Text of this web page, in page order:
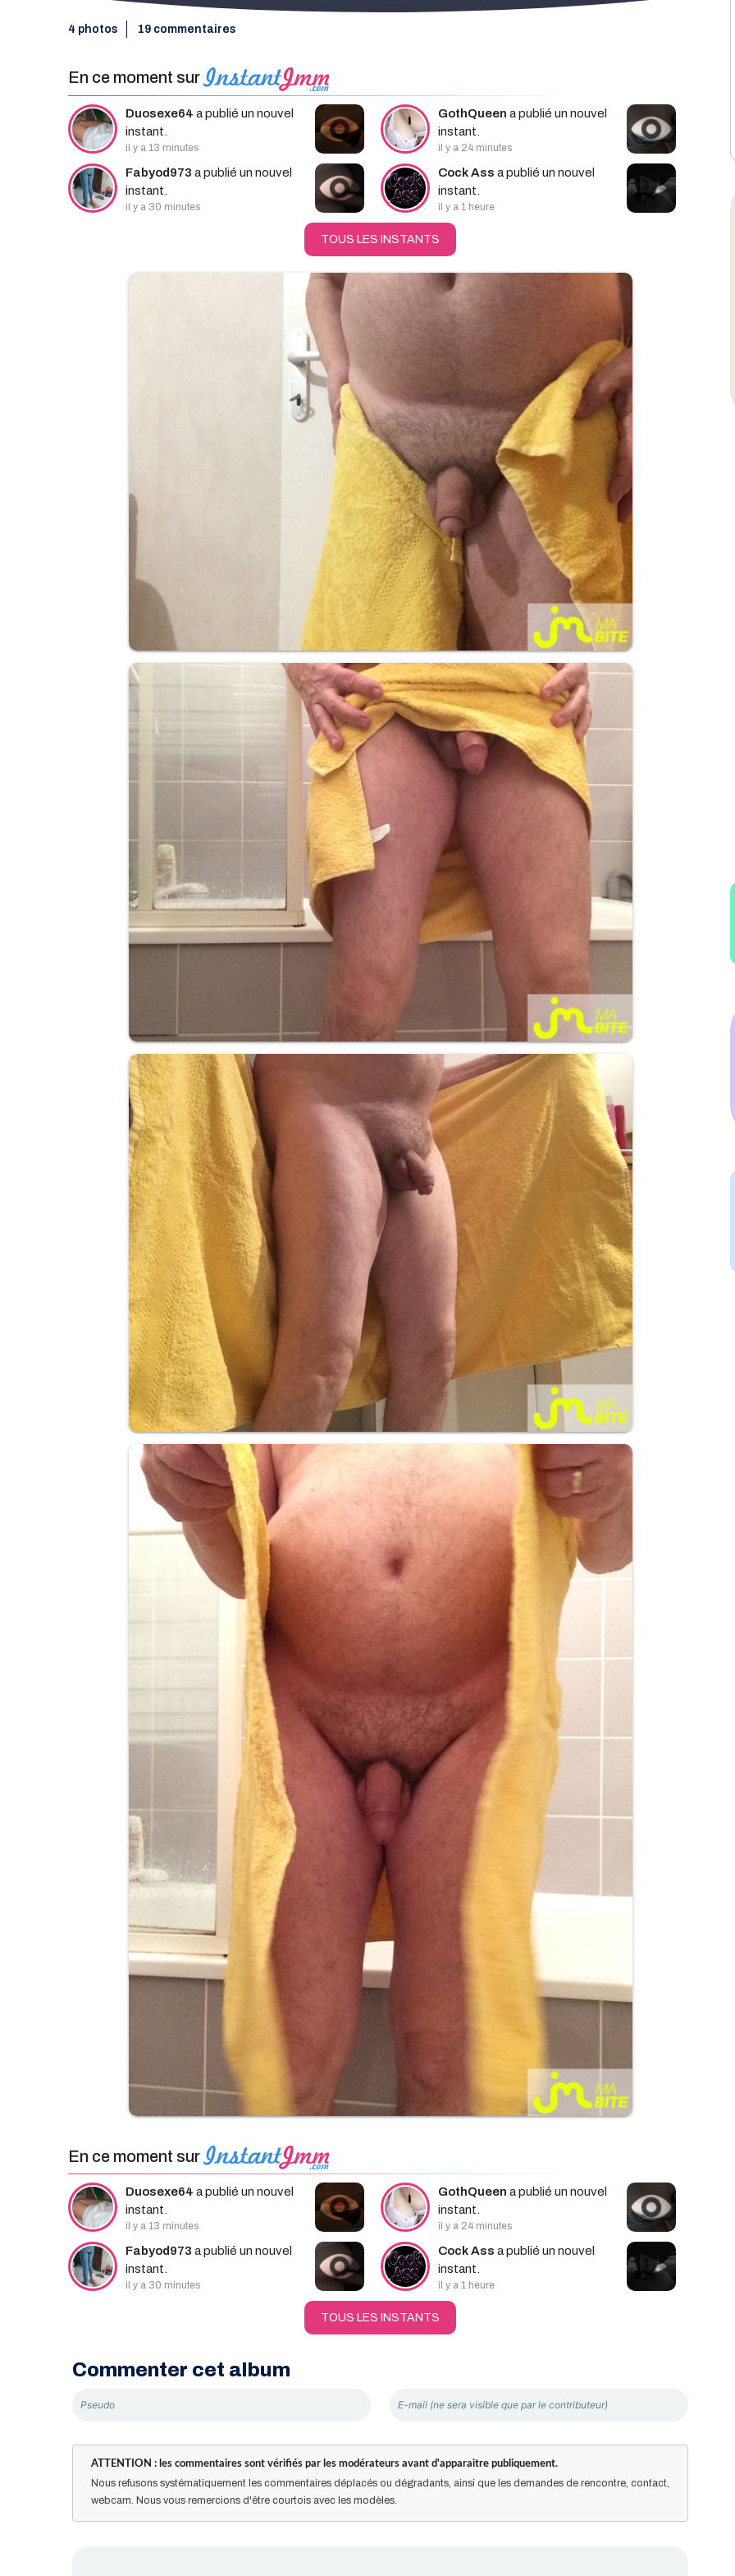
4 photos 19 commentaires
En ce moment sur
Duosexe64 a publié un nouvel
instant.
il y a 13 minutes
GothQueen a publié un nouvel
instant.
il y a 24 minutes
Fabyod973 a publié un nouvel
instant.
il y a 30 minutes
Cock Ass a publié un nouvel
instant.
il y a 1 heure
TOUS LES INSTANTS
En ce moment sur
Duosexe64 a publié un nouvel
instant.
il y a 13 minutes
GothQueen a publié un nouvel
instant.
il y a 24 minutes
Fabyod973 a publié un nouvel
instant.
il y a 30 minutes
Cock Ass a publié un nouvel
instant.
il y a 1 heure
TOUS LES INSTANTS
Commenter cet album
ATTENTION : les commentaires sont vérifiés par les modérateurs avant d'apparaitre publiquement.
Nous refusons systématiquement les commentaires déplacés ou dégradants, ainsi que les demandes de rencontre, contact,
webcam. Nous vous remercions d'être courtois avec les modèles.